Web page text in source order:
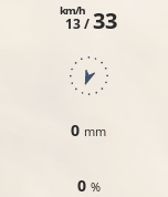
13 /
km/h 33
0 mm
0 %